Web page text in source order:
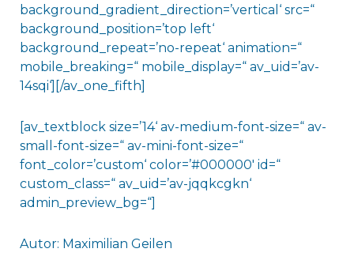
background_gradient_direction=’vertical‘ src=“
background_position=’top left‘
background_repeat=’no-repeat‘ animation=“
mobile_breaking=“ mobile_display=“ av_uid=’av-
14sqi‘][/av_one_fifth]
[av_textblock size=’14‘ av-medium-font-size=“ av-
small-font-size=“ av-mini-font-size=“
font_color=’custom‘ color=’#000000′ id=“
custom_class=“ av_uid=’av-jqqkcgkn‘
admin_preview_bg=“]
Autor: Maximilian Geilen